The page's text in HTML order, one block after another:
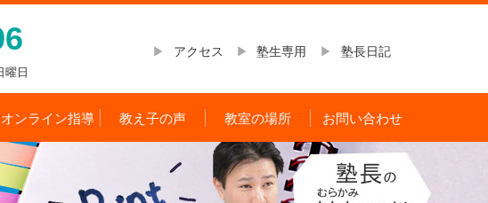
曜日
アクセス 塾生専用 塾長日記
オンライン指導 教え子の声 教室の場所 お問い合わせ